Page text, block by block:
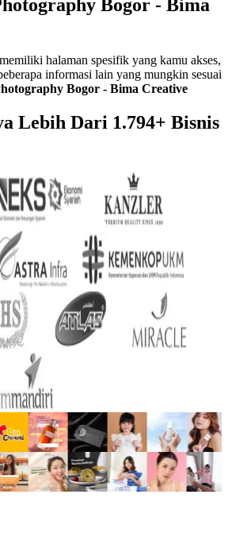
Bogor - Bima
halaman spesifik yang kamu akses,
informasi lain yang mungkin sesuai
Bogor - Bima Creative
Lebih Dari 1.794+ Bisnis